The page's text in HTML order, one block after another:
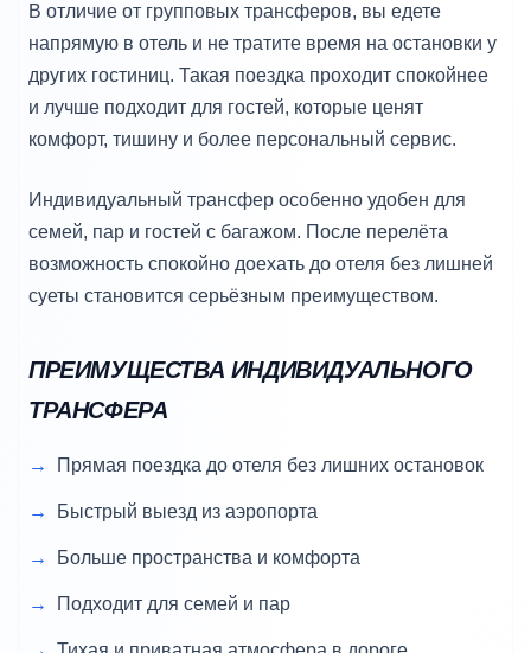
В отличие от групповых трансферов, вы едете
напрямую в отель и не тратите время на остановки у
других гостиниц. Такая поездка проходит спокойнее
и лучше подходит для гостей, которые ценят
комфорт, тишину и более персональный сервис.
Индивидуальный трансфер особенно удобен для
семей, пар и гостей с багажом. После перелёта
возможность спокойно доехать до отеля без лишней
суеты становится серьёзным преимуществом.
ПРЕИМУЩЕСТВА ИНДИВИДУАЛЬНОГО
ТРАНСФЕРА
Прямая поездка до отеля без лишних остановок
Быстрый выезд из аэропорта
Больше пространства и комфорта
Подходит для семей и пар